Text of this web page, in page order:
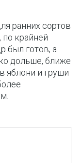
ранних сортов
по крайней
был готов, а
дольше, ближе
яблони и груши